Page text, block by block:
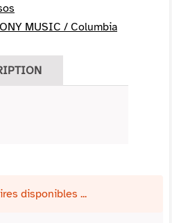
MUSIC / Columbia
disponibles ...